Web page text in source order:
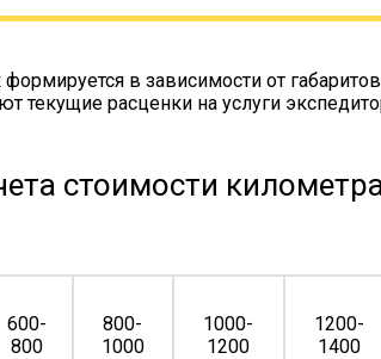
в зависимости от
текущие расценки на услуги
стоимости
600-
800
800-
1000
1000-
1200
1200-
1400